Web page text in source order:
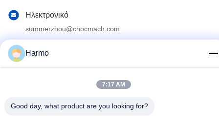
Ηλεκτρονικό
summerzhou@chocmach.com
Γουζόνγκ, πόλη Σουζόου, επαρχία Τζιανγκσού, Κίνα
Harmo
7:17 AM
Good day, what product are you looking for?